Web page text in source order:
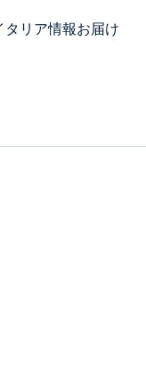
タリア情報お届け